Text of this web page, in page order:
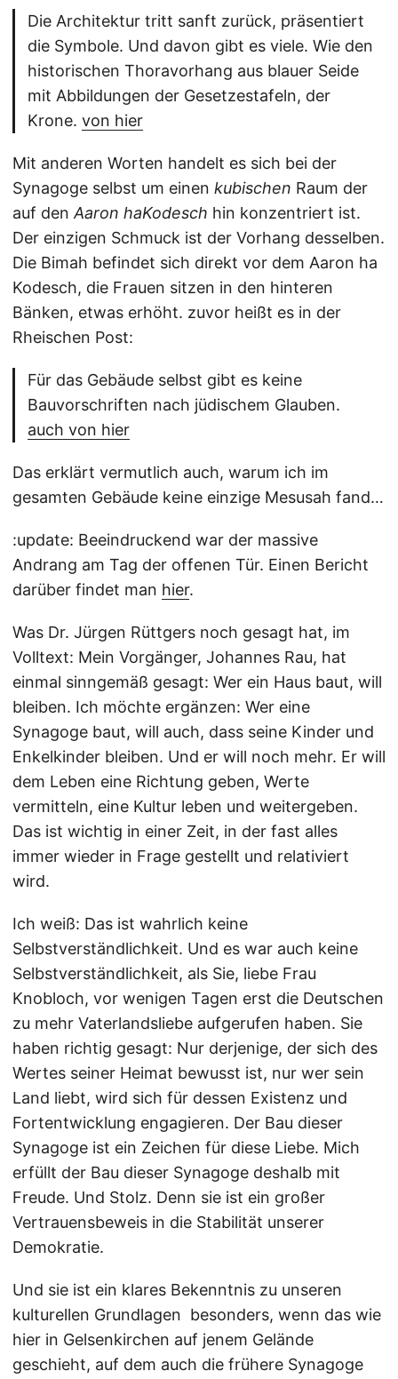
Die Architektur tritt sanft zurück, präsentiert
die Symbole. Und davon gibt es viele. Wie den
historischen Thoravorhang aus blauer Seide
mit Abbildungen der Gesetzestafeln, der
Krone. von hier
Mit anderen Worten handelt es sich bei der
Synagoge selbst um einen kubischen Raum der
auf den Aaron haKodesch hin konzentriert ist.
Der einzigen Schmuck ist der Vorhang desselben.
Die Bimah befindet sich direkt vor dem Aaron ha
Kodesch, die Frauen sitzen in den hinteren
Bänken, etwas erhöht. zuvor heißt es in der
Rheischen Post:
Für das Gebäude selbst gibt es keine
Bauvorschriften nach jüdischem Glauben.
auch von hier
Das erklärt vermutlich auch, warum ich im
gesamten Gebäude keine einzige Mesusah fand…
:update: Beeindruckend war der massive
Andrang am Tag der offenen Tür. Einen Bericht
darüber findet man hier.
Was Dr. Jürgen Rüttgers noch gesagt hat, im
Volltext: Mein Vorgänger, Johannes Rau, hat
einmal sinngemäß gesagt: Wer ein Haus baut, will
bleiben. Ich möchte ergänzen: Wer eine
Synagoge baut, will auch, dass seine Kinder und
Enkelkinder bleiben. Und er will noch mehr. Er will
dem Leben eine Richtung geben, Werte
vermitteln, eine Kultur leben und weitergeben.
Das ist wichtig in einer Zeit, in der fast alles
immer wieder in Frage gestellt und relativiert
wird.
Ich weiß: Das ist wahrlich keine
Selbstverständlichkeit. Und es war auch keine
Selbstverständlichkeit, als Sie, liebe Frau
Knobloch, vor wenigen Tagen erst die Deutschen
zu mehr Vaterlandsliebe aufgerufen haben. Sie
haben richtig gesagt: Nur derjenige, der sich des
Wertes seiner Heimat bewusst ist, nur wer sein
Land liebt, wird sich für dessen Existenz und
Fortentwicklung engagieren. Der Bau dieser
Synagoge ist ein Zeichen für diese Liebe. Mich
erfüllt der Bau dieser Synagoge deshalb mit
Freude. Und Stolz. Denn sie ist ein großer
Vertrauensbeweis in die Stabilität unserer
Demokratie.
Und sie ist ein klares Bekenntnis zu unseren
kulturellen Grundlagen  besonders, wenn das wie
hier in Gelsenkirchen auf jenem Gelände
geschieht, auf dem auch die frühere Synagoge